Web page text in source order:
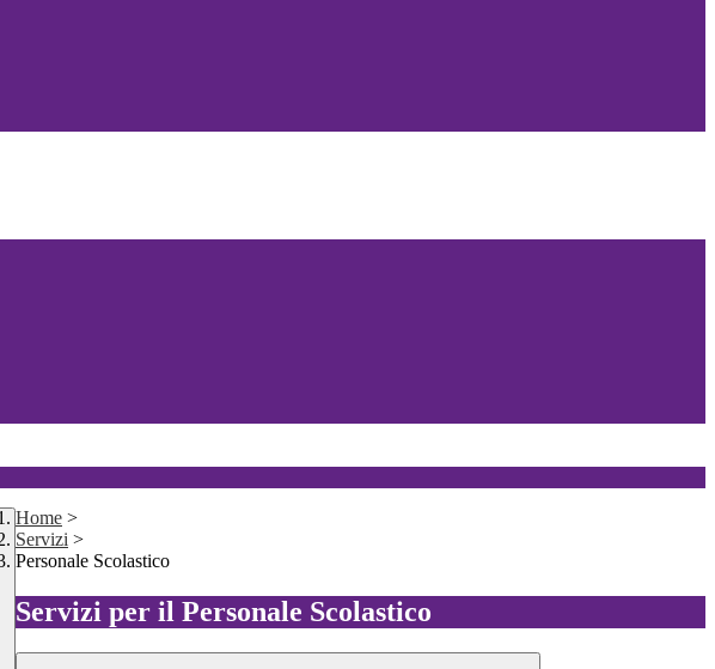
Home >
Servizi >
Personale Scolastico
Servizi per il Personale Scolastico